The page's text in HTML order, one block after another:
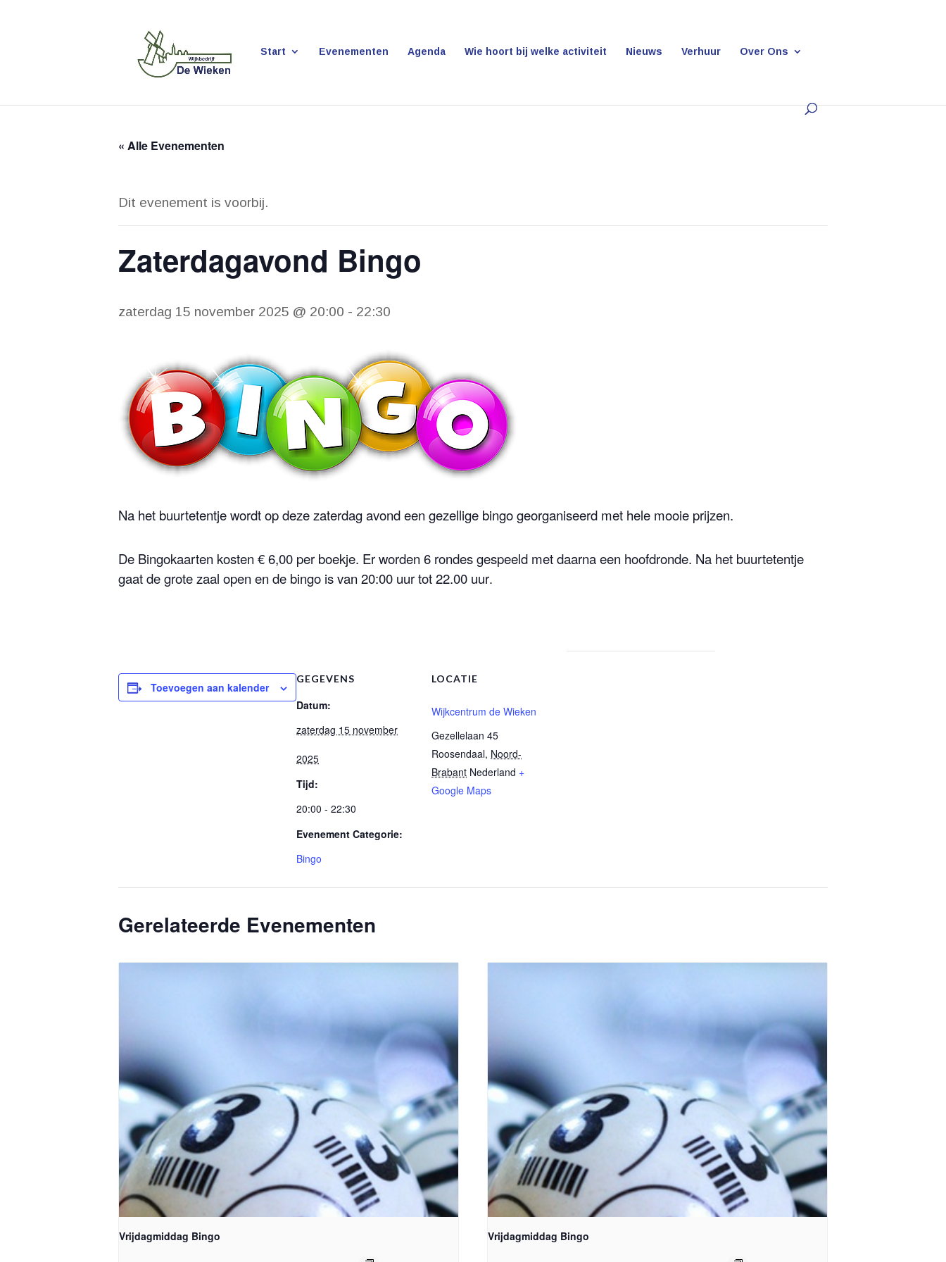
Start Evenementen Agenda Wie hoort bij welke activiteit Nieuws Verhuur Over Ons
« Alle Evenementen
Dit evenement is voorbij.
Zaterdagavond Bingo
zaterdag 15 november 2025 @ 20:00 - 22:30
Na het buurtetentje wordt op deze zaterdag avond een gezellige bingo georganiseerd met hele mooie prijzen.
De Bingokaarten kosten € 6,00 per boekje. Er worden 6 rondes gespeeld met daarna een hoofdronde. Na het buurtetentje
gaat de grote zaal open en de bingo is van 20:00 uur tot 22.00 uur.
Toevoegen aan kalender
GEGEVENS
Datum:
zaterdag 15 november
2025
Tijd:
20:00 - 22:30
Evenement Categorie:
Bingo
LOCATIE
Wijkcentrum de Wieken
Gezellelaan 45
Roosendaal, Noord-
Brabant Nederland +
Google Maps
Gerelateerde Evenementen
Vrijdagmiddag Bingo Vrijdagmiddag Bingo